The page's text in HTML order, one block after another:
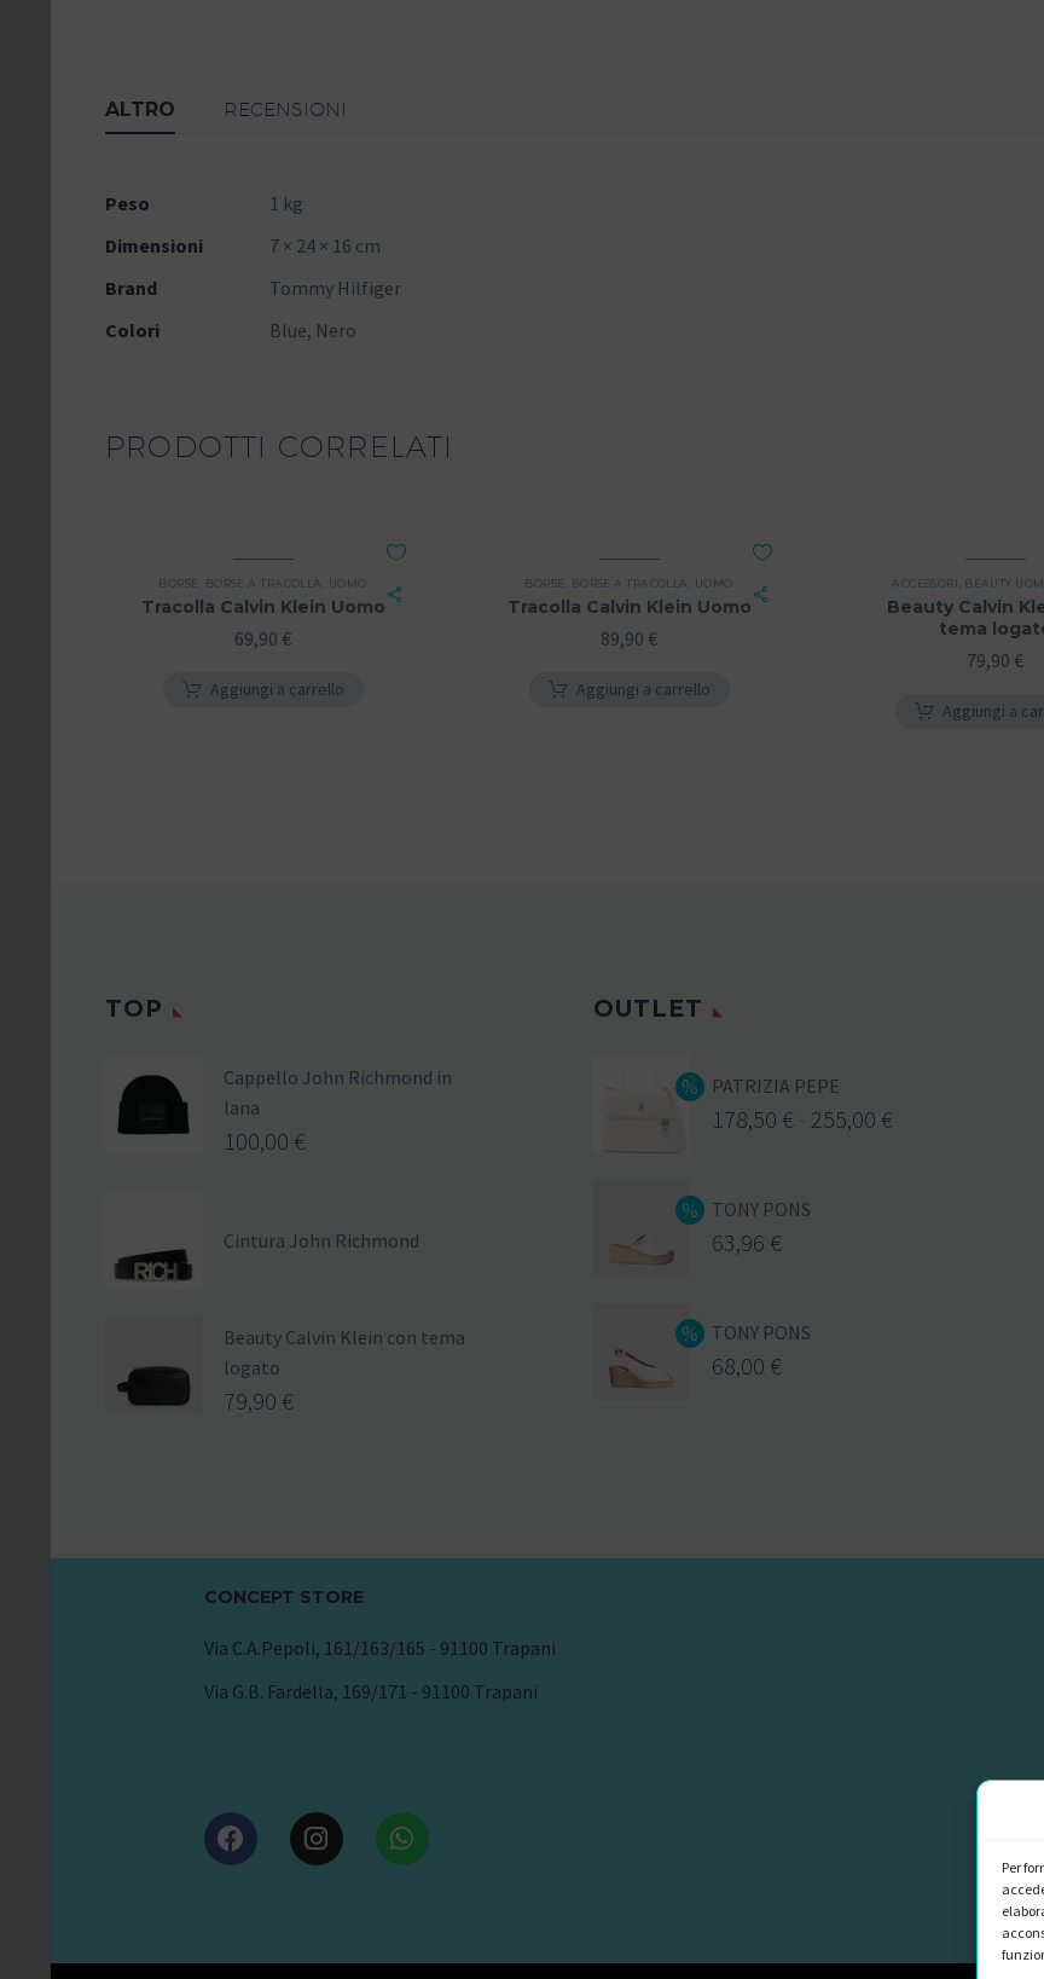
Per
ALTRO RECENSIONI
Peso
1 kg
Dimensioni
7 × 24 × 16 cm
Brand
Tommy Hilfiger
Colori
Blue, Nero
PRODOTTI CORRELATI
BORSE BORSE A TRACOLLA UOMO
Tracolla Calvin Klein Uomo
69,90 €
Aggiungi a carrello
BORSE BORSE A TRACOLLA UOMO
Tracolla Calvin Klein Uomo
89,90 €
Aggiungi a carrello
ACCESSORI BEAUTY
Beauty Calvin
tema
79,90 €
Aggiungi a
TOP
Cappello John Richmond in
lana
100,00 €
Cintura John Richmond
Beauty Calvin Klein con tema
logato
79,90 €
OUTLET
PATRIZIA PEPE
178,50 € 255,00 €
TONY PONS
63,96 €
TONY PONS
68,00 €
CONCEPT STORE
Via C.A.Pepoli, 161/163/165 - 91100 Trapani
Via G.B. Fardella, 169/171 - 91100 Trapani